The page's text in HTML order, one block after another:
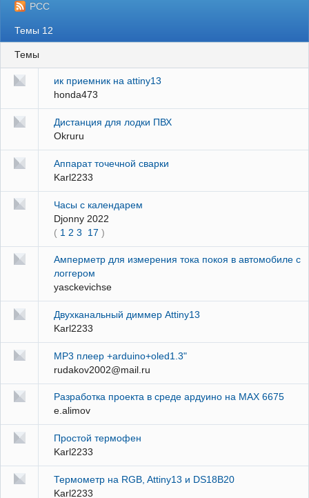
РСС
Темы 12
Темы
ик приемник на attiny13
honda473
Дистанция для лодки ПВХ
Okruru
Аппарат точечной сварки
Karl2233
Часы с календарем
Djonny 2022
( 1 2 3 17 )
Амперметр для измерения тока покоя в автомобиле с
логгером
yasckevichse
Двухканальный диммер Attiny13
Karl2233
MP3 плеер +arduino+oled1.3"
rudakov2002@mail.ru
Разработка проекта в среде ардуино на MAX 6675
e.alimov
Простой термофен
Karl2233
Термометр на RGB, Attiny13 и DS18B20
Karl2233